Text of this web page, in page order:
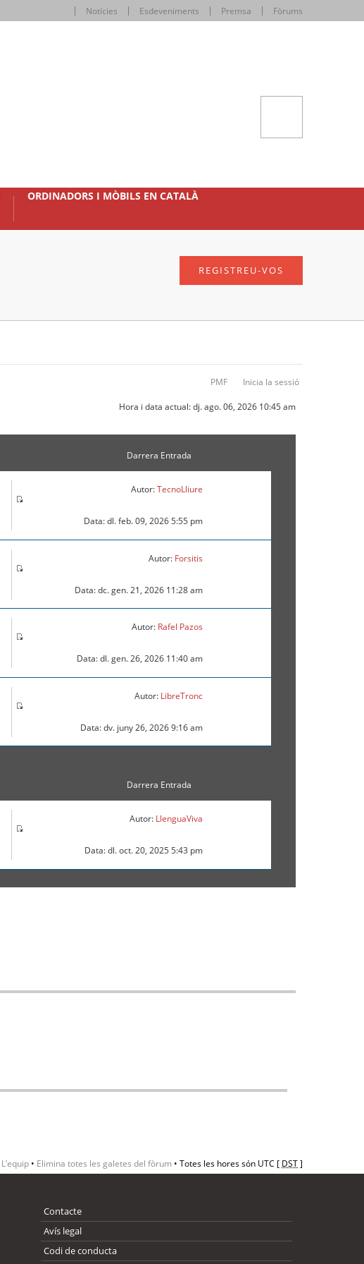
Notícies Esdeveniments Premsa Fòrums
ORDINADORS I MÒBILS EN CATALÀ
REGISTREU-VOS
PMF Inicia la sessió
Hora i data actual: dj. ago. 06, 2026 10:45 am
Darrera Entrada
Autor:TecnoLliure
Data: dl. feb. 09, 2026 5:55 pm
Autor: Forsitis
Data: dc. gen. 21, 2026 11:28 am
Autor: Rafel Pazos
Data: dl. gen. 26, 2026 11:40 am
Autor: LibreTronc
Data: dv. juny 26, 2026 9:16 am
Darrera Entrada
Autor: LlenguaViva
Data: dl. oct. 20, 2025 5:43 pm
L’equip • Elimina totes les galetes del fòrum • Totes les hores són UTC [ DST]
Contacte
Avís legal
Codi de conducta